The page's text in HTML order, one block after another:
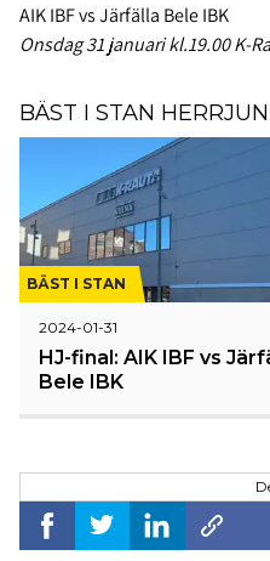
AIK IBF vs Järfälla Bele IBK
Onsdag 31 januari kl.19.00 K-
BÄST I STAN
BÄST I STAN
2024-01-31
HJ-final: AIK IBF vs
Bele IBK